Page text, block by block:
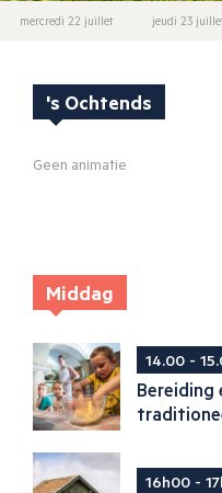
mercredi 22 juillet jeudi 23
's Ochtends
Geen animatie
Middag
14.00 -
Bereiding
16h00 -